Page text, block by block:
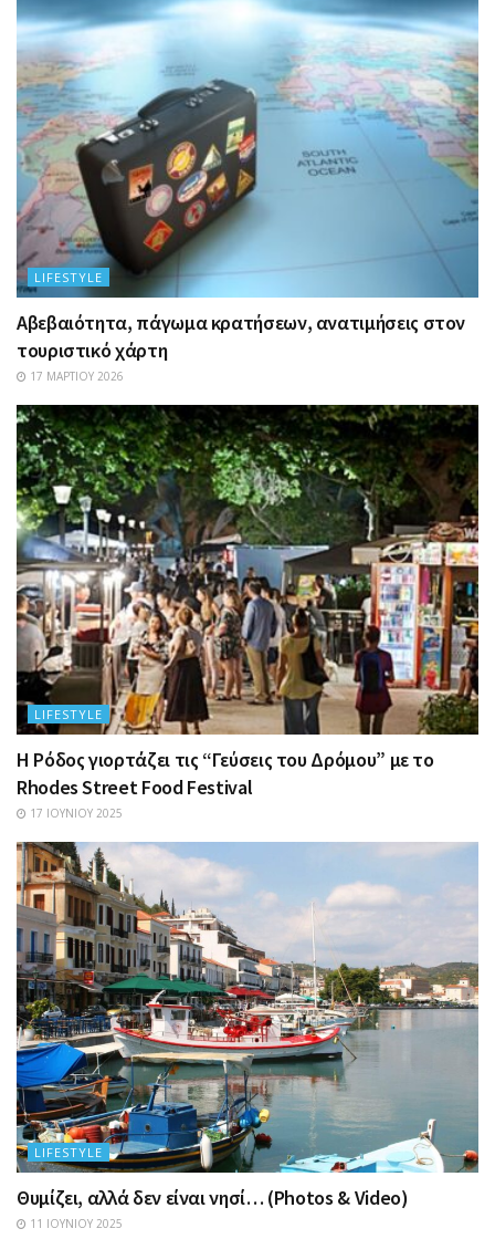
LIFESTYLE
Αβεβαιότητα, πάγωμα κρατήσεων, ανατιμήσεις στον
τουριστικό χάρτη
17 ΜΑΡΤΊΟΥ 2026
LIFESTYLE
Η Ρόδος γιορτάζει τις “Γεύσεις του Δρόμου” με το
Rhodes Street Food Festival
17 ΙΟΥΝΊΟΥ 2025
LIFESTYLE
Θυμίζει, αλλά δεν είναι νησί… (Photos & Video)
11 ΙΟΥΝΊΟΥ 2025